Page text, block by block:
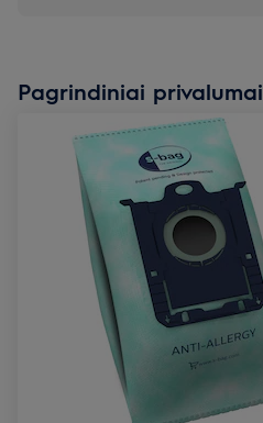
Pagrindiniai privalumai